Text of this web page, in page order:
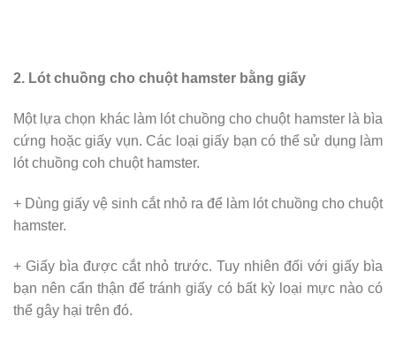
2. Lót chuồng cho chuột hamster bằng giấy
Một lựa chọn khác làm lót chuồng cho chuột hamster là bìa
cứng hoặc giấy vụn. Các loại giấy bạn có thể sử dụng làm
lót chuồng coh chuột hamster.
+ Dùng giấy vệ sinh cắt nhỏ ra để làm lót chuồng cho chuột
hamster.
+ Giấy bìa được cắt nhỏ trước. Tuy nhiên đối với giấy bìa
bạn nên cẩn thận để tránh giấy có bất kỳ loại mực nào có
thể gây hại trên đó.